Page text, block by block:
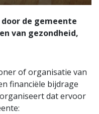
de gemeente
van gezondheid,
of organisatie van
financiële bijdrage
dat ervoor